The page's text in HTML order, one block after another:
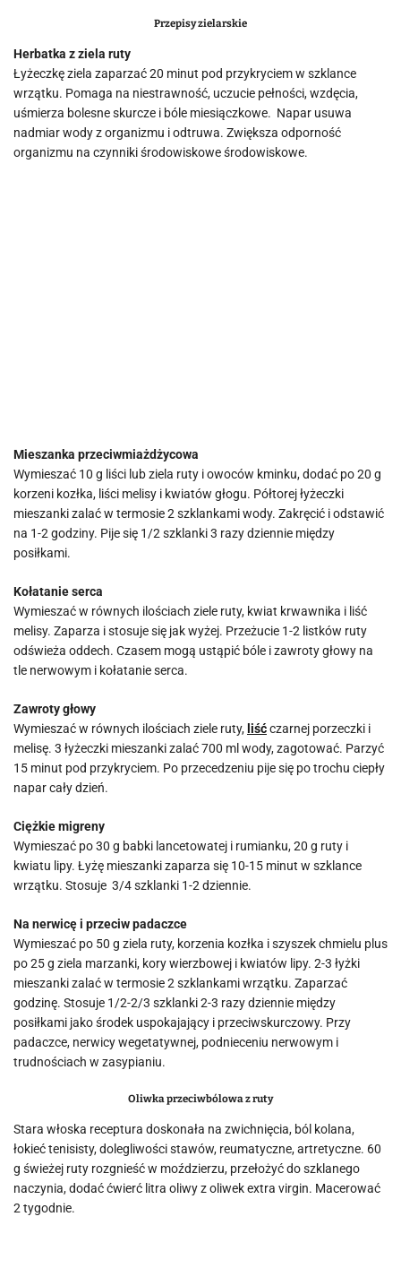
Przepisy zielarskie
Herbatka z ziela ruty
Łyżeczkę ziela zaparzać 20 minut pod przykryciem w szklance
wrzątku. Pomaga na niestrawność, uczucie pełności, wzdęcia,
uśmierza bolesne skurcze i bóle miesiączkowe. Napar usuwa
nadmiar wody z organizmu i odtruwa. Zwiększa odporność
organizmu na czynniki środowiskowe środowiskowe.
Mieszanka przeciwmiażdżycowa
Wymieszać 10 g liści lub ziela ruty i owoców kminku, dodać po 20 g
korzeni kozłka, liści melisy i kwiatów głogu. Półtorej łyżeczki
mieszanki zalać w termosie 2 szklankami wody. Zakręcić i odstawić
na 1-2 godziny. Pije się 1/2 szklanki 3 razy dziennie między
posiłkami.
Kołatanie serca
Wymieszać w równych ilościach ziele ruty, kwiat krwawnika i liść
melisy. Zaparza i stosuje się jak wyżej. Przeżucie 1-2 listków ruty
odświeża oddech. Czasem mogą ustąpić bóle i zawroty głowy na
tle nerwowym i kołatanie serca.
Zawroty głowy
Wymieszać w równych ilościach ziele ruty, liśćczarnej porzeczki i
melisę. 3 łyżeczki mieszanki zalać 700 ml wody, zagotować. Parzyć
15 minut pod przykryciem. Po przecedzeniu pije się po trochu ciepły
napar cały dzień.
Ciężkie migreny
Wymieszać po 30 g babki lancetowatej i rumianku, 20 g ruty i
kwiatu lipy. Łyżę mieszanki zaparza się 10-15 minut w szklance
wrzątku. Stosuje 3/4 szklanki 1-2 dziennie.
Na nerwicę i przeciw padaczce
Wymieszać po 50 g ziela ruty, korzenia kozłka i szyszek chmielu plus
po 25 g ziela marzanki, kory wierzbowej i kwiatów lipy. 2-3 łyżki
mieszanki zalać w termosie 2 szklankami wrzątku. Zaparzać
godzinę. Stosuje 1/2-2/3 szklanki 2-3 razy dziennie między
posiłkami jako środek uspokajający i przeciwskurczowy. Przy
padaczce, nerwicy wegetatywnej, podnieceniu nerwowym i
trudnościach w zasypianiu.
Oliwka przeciwbólowa z ruty
Stara włoska receptura doskonała na zwichnięcia, ból kolana,
łokieć tenisisty, dolegliwości stawów, reumatyczne, artretyczne. 60
g świeżej ruty rozgnieść w moździerzu, przełożyć do szklanego
naczynia, dodać ćwierć litra oliwy z oliwek extra virgin. Macerować
2 tygodnie.